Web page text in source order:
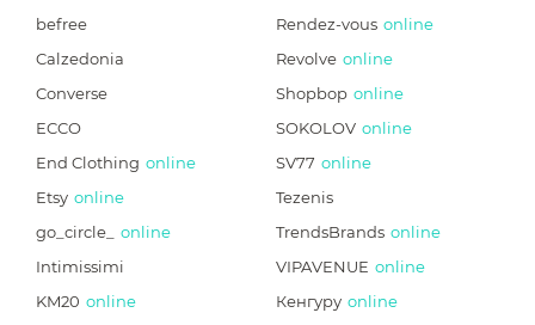
befree
Calzedonia
Converse
ECCO
End Clothing online
Etsy online
go_circle_
online
Intimissimi
KM20 online
Rendez-vous online
Revolve online
Shopbop online
SOKOLOV online
SV77 online
Tezenis
TrendsBrands online
VIPAVENUE online
Кенгуру online